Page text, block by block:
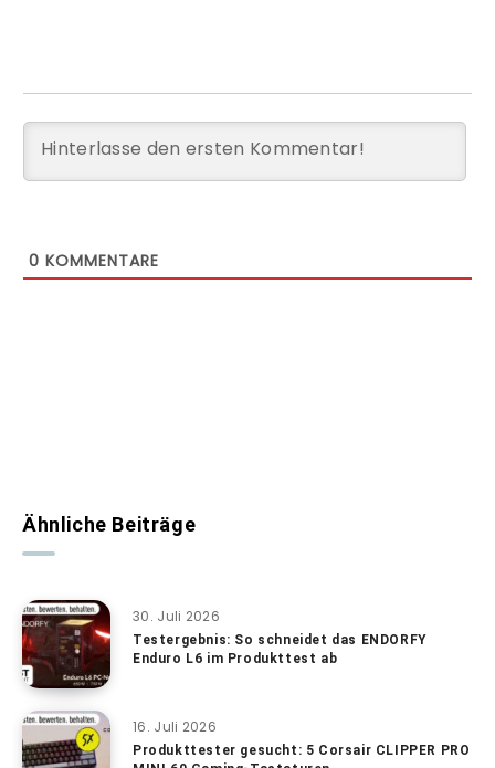
0 KOMMENTARE
Ähnliche Beiträge
30. Juli 2026
Testergebnis: So schneidet das ENDORFY
Enduro L6 im Produkttest ab
16. Juli 2026
Produkttester gesucht: 5 Corsair CLIPPER PRO